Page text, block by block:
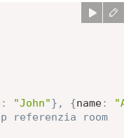
: "John"} , {name:
referenzia room